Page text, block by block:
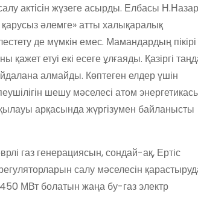
актісін жүзеге асырды. Елбасы
әлемге» атты халықаралық
де мүмкін емес. Мамандардың пікірі
етуі екі есеге ұлғаяды. Қазіргі
алмайды. Көптеген елдер үшін
шешу мәселесі атом
арқасында жүргізумен байланысты
газ генерациясын, сондай-ақ, Ертіс
салу мәселесін
МВт болатын жаңа бу-газ электр